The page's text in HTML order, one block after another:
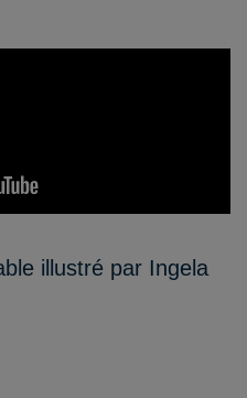
illustré par Ingela